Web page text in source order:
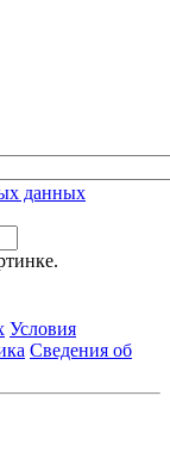
данных
Условия
Сведения об